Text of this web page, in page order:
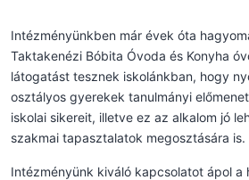
Intézményünkben már évek óta
Taktakenézi Bóbita Óvoda és Konyha
látogatást tesznek iskolánkban, hogy
osztályos gyerekek tanulmányi
iskolai sikereit, illetve ez az alkalom jó
szakmai tapasztalatok megosztására is.
Intézményünk kiváló kapcsolatot ápol a